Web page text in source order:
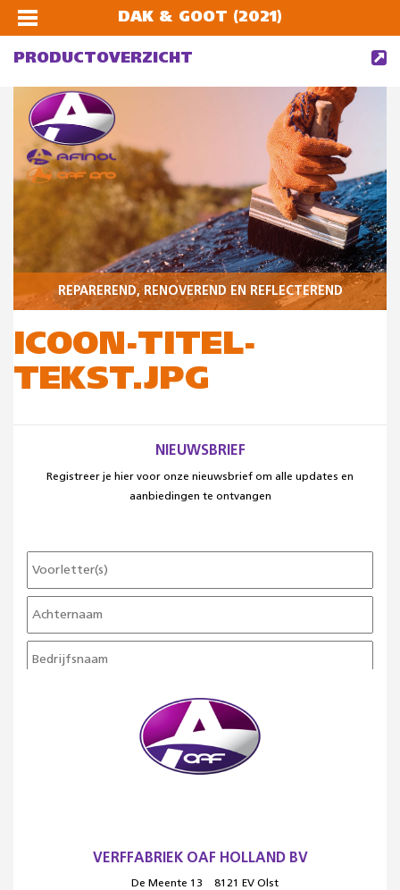
DAK & GOOT (2021)
PRODUCTOVERZICHT
REPAREREND, RENOVEREND EN REFLECTEREND
ICOON-TITEL-
TEKST.JPG
NIEUWSBRIEF
Registreer je hier voor onze nieuwsbrief om alle updates en
aanbiedingen te ontvangen
VERFFABRIEK OAF HOLLAND BV
De Meente 13
8121 EV Olst